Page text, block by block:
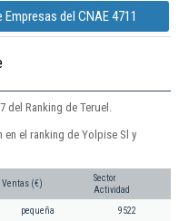
Empresas del CNAE 4711
del Ranking de Teruel.
el ranking de Yolpise Sl y
Ventas (€)
Sector
Actividad
pequeña 9522